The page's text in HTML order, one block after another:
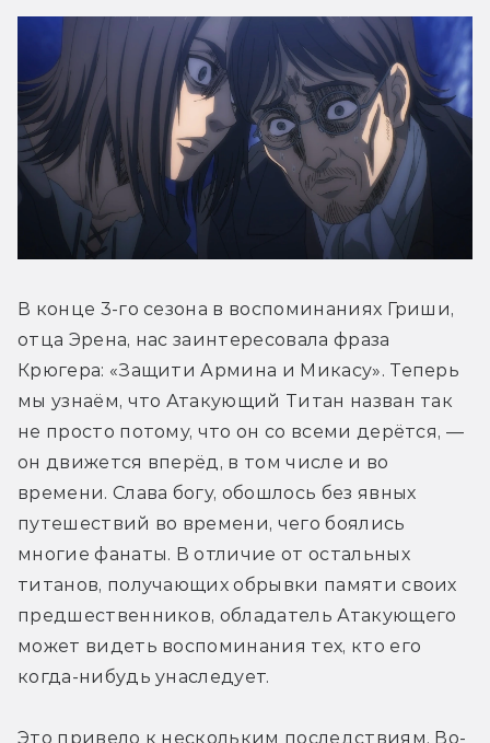
В конце 3-го сезона в воспоминаниях Гриши,
отца Эрена, нас заинтересовала фраза
Крюгера: «Защити Армина и Микасу». Теперь
мы узнаём, что Атакующий Титан назван так
не просто потому, что он со всеми дерётся, —
он движется вперёд, в том числе и во
времени. Слава богу, обошлось без явных
путешествий во времени, чего боялись
многие фанаты. В отличие от остальных
титанов, получающих обрывки памяти своих
предшественников, обладатель Атакующего
может видеть воспоминания тех, кто его
когда-нибудь унаследует.
Это привело к нескольким последствиям. Во-